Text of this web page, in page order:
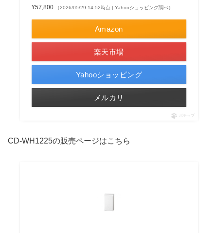
¥57,800
（2026/05/29 14:52時点 | Yahooショッピング調べ）
Amazon
楽天市場
Yahooショッピング
メルカリ
ポチップ
CD-WH1225の販売ページはこちら